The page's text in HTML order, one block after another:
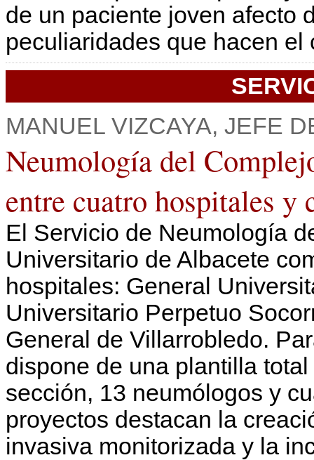
de un paciente joven afecto
peculiaridades que hacen el
MANUEL VIZCAYA, JEFE
Neumología del
entre cuatro hospitales y
El Servicio de Neumología
Universitario de Albacete
hospitales: General
Universitario Perpetuo
General de Villarrobledo.
dispone de una plantilla
sección, 13 neumólogos y
proyectos destacan la
invasiva monitorizada y la